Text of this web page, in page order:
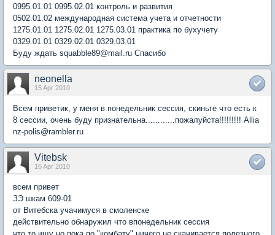
0995.01.01 0995.02.01 контроль и развития
0502.01.02 международная система учета и отчетности
1275.01.01 1275.02.01 1275.03.01 практика по бухучету
0329.01.01 0329.02.01 0329.03.01
Буду ждать squabble89@mail.ru Спасибо
neonella
15 Apr 2010
Всем приветик, у меня в понедельник сессия, скиньте что есть к
8 сессии, очень буду признательна............пожалуйста!!!!!!!!! Allia
nz-polis@rambler.ru
Vitebsk
16 Apr 2010
всем привет
ЗЭ шкам 609-01
от Витебска учачимуся в смоленске
действительно обнаружил что впонедельник сессия